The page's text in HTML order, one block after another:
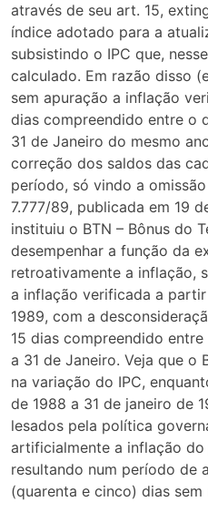
através de seu art. 15,
índice adotado para a
subsistindo o IPC que,
calculado. Em razão disso
sem apuração a inflação
dias compreendido entre o
31 de Janeiro do mesmo
correção dos saldos das
período, só vindo a
7.777/89, publicada em 19
instituiu o BTN – Bônus do
desempenhar a função da
retroativamente a inflação,
a inflação verificada a partir
1989, com a
15 dias compreendido
a 31 de Janeiro. Veja que o
na variação do IPC,
de 1988 a 31 de janeiro de
lesados pela política
artificialmente a inflação do
resultando num período de
(quarenta e cinco) dias